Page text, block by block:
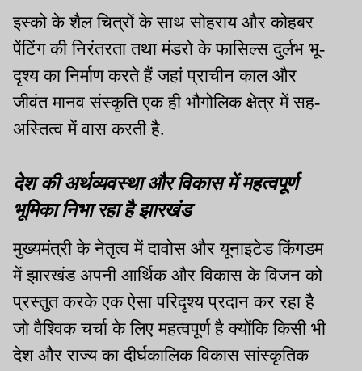
इस्को के शैल चित्रों के साथ सोहराय और कोहबर
पेंटिंग की निरंतरता तथा मंडरो के फासिल्स दुर्लभ भू-
दृश्य का निर्माण करते हैं जहां प्राचीन काल और
जीवंत मानव संस्कृति एक ही भौगोलिक क्षेत्र में सह-
अस्तित्व में वास करती है.
देश की अर्थव्यवस्था और विकास में महत्वपूर्ण
भूमिका निभा रहा है झारखंड
मुख्यमंत्री के नेतृत्व में दावोस और यूनाइटेड किंगडम
में झारखंड अपनी आर्थिक और विकास के विजन को
प्रस्तुत करके एक ऐसा परिदृश्य प्रदान कर रहा है
जो वैश्विक चर्चा के लिए महत्वपूर्ण है क्योंकि किसी भी
देश और राज्य का दीर्घकालिक विकास सांस्कृतिक